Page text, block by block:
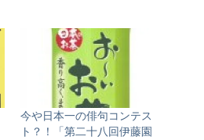
今や日本一の俳句コンテス
ト？！「第二十八回伊藤園